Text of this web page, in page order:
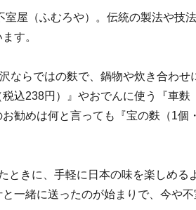
屋（ふむろや）。伝統の製法や技
す。
ならではの麩で、鍋物や炊き合わせ
込238円）』やおでんに使う『車麩
勧めは何と言っても『宝の麩（1個
ときに、手軽に日本の味を楽しめる
一緒に送ったのが始まりで、今や不